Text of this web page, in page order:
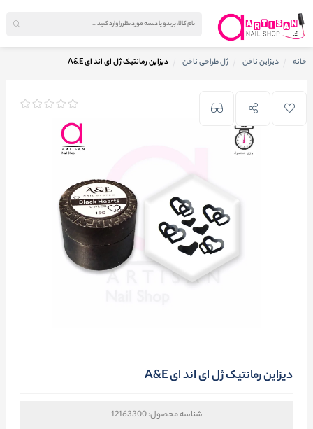
خانه دیزاین ناخن ژل طراحی ناخن دیزاین رمانتیک ژل ای اند ای A&E
دیزاین رمانتیک ژل ای اند ای A&E
شناسه محصول:12163300